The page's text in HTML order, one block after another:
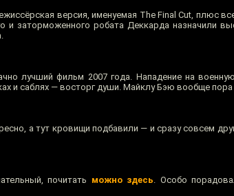
версия, именуемая The Final Cut, плюс
заторможенного робата Деккарда назначили
лучший фильм 2007 года. Нападение на
и саблях — восторг души. Майклу Бэю вообще
а тут кровищи подбавили — и сразу совсем
почитать
можно здесь. Особо